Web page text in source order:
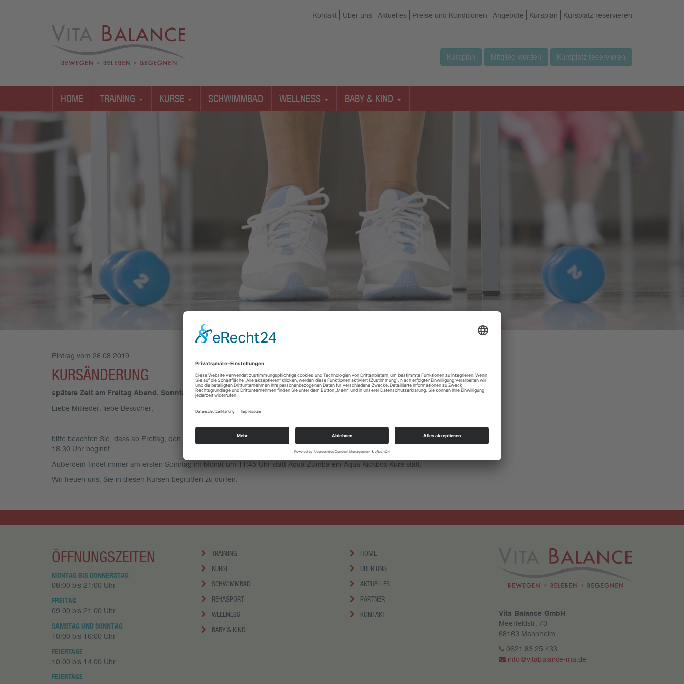
Kontakt Über uns Aktuelles Preise und Konditionen Angebote Kursplan Kursplatz reservieren
Kursplan Mitglied werden Kursplatz reservieren
HOME TRAINING KURSE SCHWIMMBAD WELLNESS BABY & KIND
Eintrag vom 26.08.2019
KURSÄNDERUNG
spätere Zeit am Freitag Abend, Sonntag Aqua Kickboxen
Liebe Mitlieder, liebe Besucher,
bitte beachten Sie, dass ab Freitag, den 06. September, der Aqua Fitness Kurs nicht mehr um 18:15 Uhr, sondern um
18:30 Uhr beginnt.
Außerdem findet immer am ersten Sonntag im Monat um 11:45 Uhr statt Aqua Zumba ein Aqua Kickbox Kurs statt.
Wir freuen uns, Sie in diesen Kursen begrüßen zu dürfen.
TRAINING
KURSE
SCHWIMMBAD
REHASPORT
WELLNESS
BABY & KIND
HOME
ÜBER UNS
AKTUELLES
PARTNER
KONTAKT
ÖFFNUNGSZEITEN
MONTAG BIS DONNERSTAG
08:00 bis 21:00 Uhr
FREITAG
09:00 bis 21:00 Uhr
SAMSTAG UND SONNTAG
10:00 bis 16:00 Uhr
FEIERTAGE
10:00 bis 14:00 Uhr
FEIERTAGE
Vita Balance GmbH
Meerfeldstr. 73
68163 Mannheim
0621 83 25 433
info@vitabalance-ma.de